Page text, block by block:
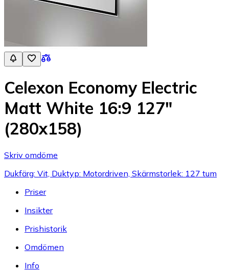
Celexon Economy Electric
Matt White 16:9 127"
(280x158)
Skriv omdöme
Dukfärg: Vit, Duktyp: Motordriven, Skärmstorlek: 127 tum
Priser
Insikter
Prishistorik
Omdömen
Info